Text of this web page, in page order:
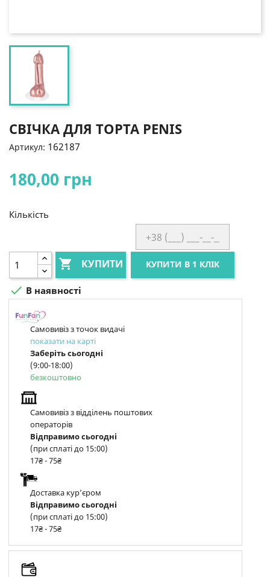
СВІЧКА ДЛЯ ТОРТА PENIS
Артикул: 162187
180,00 грн
Кількість
 КУПИТИ КУПИТИ В 1 КЛІК
 В наявності
Самовивіз з точок видачі
показати на карті
Заберіть сьогодні
(9:00-18:00)
безкоштовно
Самовивіз з відділень поштових
операторів
Відправимо сьогодні
(при сплаті до 15:00)
17₴ - 75₴
Доставка курʼєром
Відправимо сьогодні
(при сплаті до 15:00)
17₴ - 75₴